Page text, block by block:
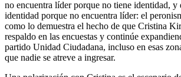
no encuentra líder porque no tiene identidad, y
identidad porque no encuentra líder: el
como lo demuestra el hecho de que Cristina
respaldo en las encuestas y continúe
partido Unidad Ciudadana, incluso en esas
que nadie se atreve a ingresar.